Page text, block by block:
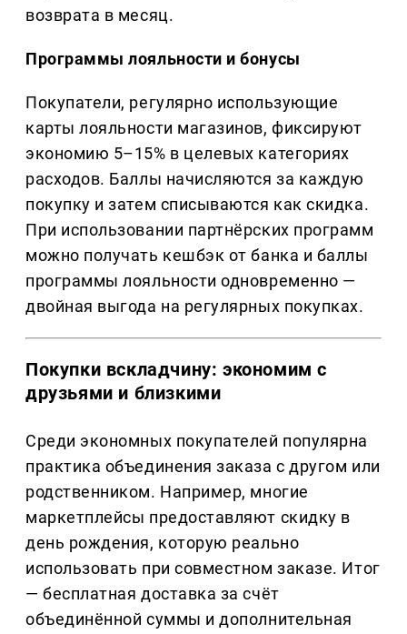
возврата в месяц.
Программы лояльности и бонусы
Покупатели, регулярно использующие
карты лояльности магазинов, фиксируют
экономию 5–15% в целевых категориях
расходов. Баллы начисляются за каждую
покупку и затем списываются как скидка.
При использовании партнёрских программ
можно получать кешбэк от банка и баллы
программы лояльности одновременно —
двойная выгода на регулярных покупках.
Покупки вскладчину: экономим с
друзьями и близкими
Среди экономных покупателей популярна
практика объединения заказа с другом или
родственником. Например, многие
маркетплейсы предоставляют скидку в
день рождения, которую реально
использовать при совместном заказе. Итог
— бесплатная доставка за счёт
объединённой суммы и дополнительная